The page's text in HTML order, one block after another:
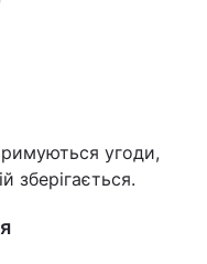
угоди,
зберігається.